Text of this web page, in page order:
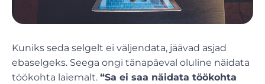
Kuniks seda selgelt ei väljendata, jäävad asjad
ebaselgeks. Seega ongi tänapäeval oluline näidata
töökohta laiemalt. “Sa ei saa näidata töökohta